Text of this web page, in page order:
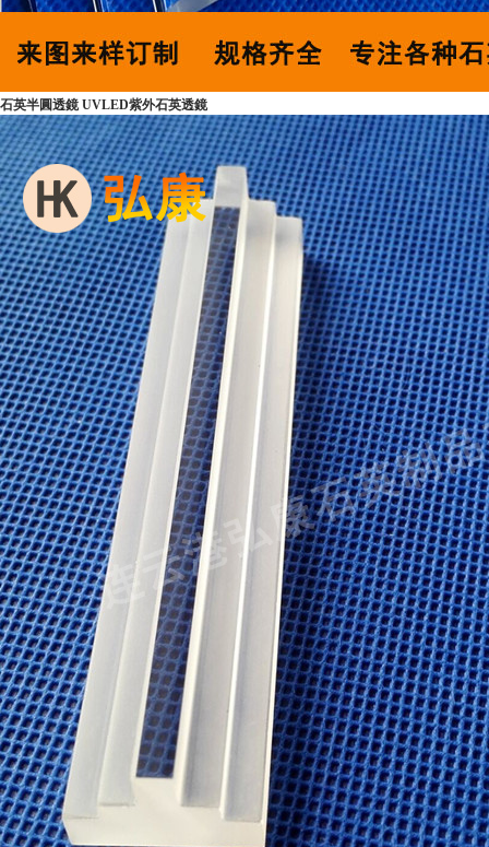
石英半圓透鏡 UVLED紫外石英透鏡